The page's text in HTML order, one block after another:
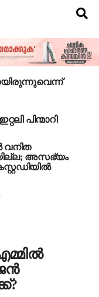
പിന്മാറി
വനിത
അസഭ്യം